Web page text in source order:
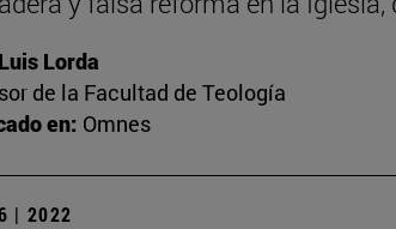
Lorda
de la Facultad de Teología
en: Omnes
| 2022